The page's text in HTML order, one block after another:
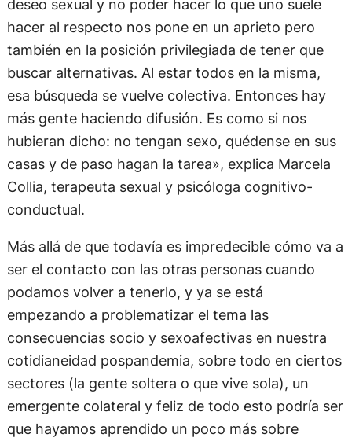
deseo sexual y no poder hacer lo que uno suele
hacer al respecto nos pone en un aprieto pero
también en la posición privilegiada de tener que
buscar alternativas. Al estar todos en la misma,
esa búsqueda se vuelve colectiva. Entonces hay
más gente haciendo difusión. Es como si nos
hubieran dicho: no tengan sexo, quédense en sus
casas y de paso hagan la tarea», explica Marcela
Collia, terapeuta sexual y psicóloga cognitivo-
conductual.
Más allá de que todavía es impredecible cómo va a
ser el contacto con las otras personas cuando
podamos volver a tenerlo, y ya se está
empezando a problematizar el tema las
consecuencias socio y sexoafectivas en nuestra
cotidianeidad pospandemia, sobre todo en ciertos
sectores (la gente soltera o que vive sola), un
emergente colateral y feliz de todo esto podría ser
que hayamos aprendido un poco más sobre